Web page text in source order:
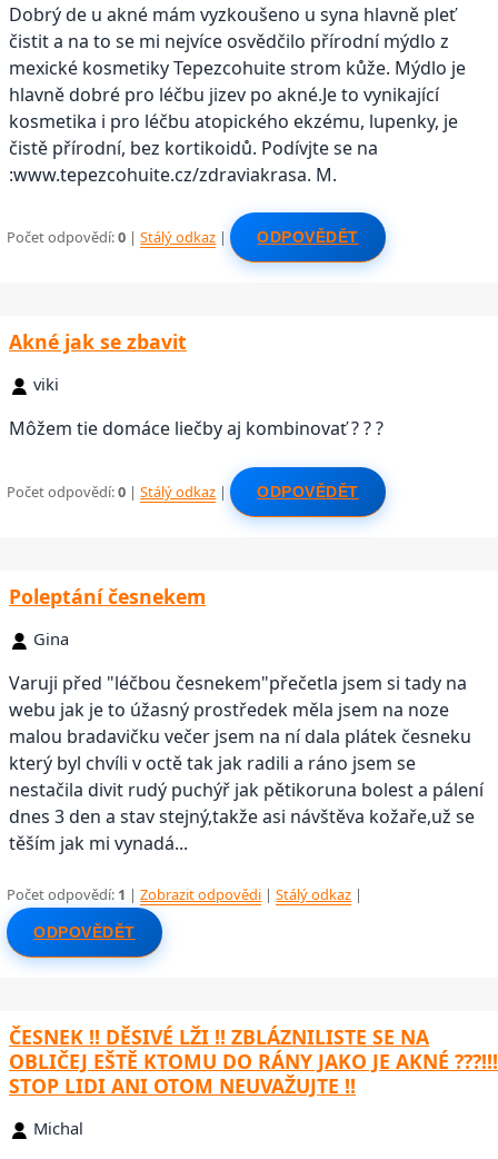
Dobrý de u akné mám vyzkoušeno u syna hlavně pleť
čistit a na to se mi nejvíce osvědčilo přírodní mýdlo z
mexické kosmetiky Tepezcohuite strom kůže. Mýdlo je
hlavně dobré pro léčbu jizev po akné.Je to vynikající
kosmetika i pro léčbu atopického ekzému, lupenky, je
čistě přírodní, bez kortikoidů. Podívjte se na
:www.tepezcohuite.cz/zdraviakrasa. M.
Počet odpovědí:0 |Stálý odkaz | ODPOVĚDĚT
Akné jak se zbavit
viki
Môžem tie domáce liečby aj kombinovať ? ? ?
Počet odpovědí:0 |Stálý odkaz | ODPOVĚDĚT
Poleptání česnekem
Gina
Varuji před "léčbou česnekem"přečetla jsem si tady na
webu jak je to úžasný prostředek měla jsem na noze
malou bradavičku večer jsem na ní dala plátek česneku
který byl chvíli v octě tak jak radili a ráno jsem se
nestačila divit rudý puchýř jak pětikoruna bolest a pálení
dnes 3 den a stav stejný,takže asi návštěva kožaře,už se
těším jak mi vynadá...
Počet odpovědí: 1 |Zobrazit odpovědi |Stálý odkaz |
ODPOVĚDĚT
ČESNEK !! DĚSIVÉ LŽI !! ZBLÁZNILISTE SE NA
OBLIČEJ EŠTĚ KTOMU DO RÁNY JAKO JE AKNÉ ???!!!
STOP LIDI ANI OTOM NEUVAŽUJTE !!
Michal